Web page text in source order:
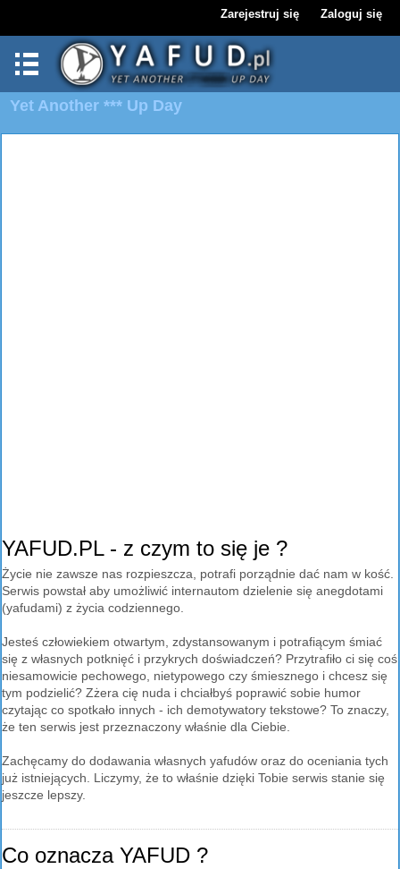
Zarejestruj się Zaloguj się
Yet Another *** Up Day
YAFUD.PL - z czym to się je ?
Życie nie zawsze nas rozpieszcza, potrafi porządnie dać nam w kość.
Serwis powstał aby umożliwić internautom dzielenie się anegdotami
(yafudami) z życia codziennego.
Jesteś człowiekiem otwartym, zdystansowanym i potrafiącym śmiać
się z własnych potknięć i przykrych doświadczeń? Przytrafiło ci się coś
niesamowicie pechowego, nietypowego czy śmiesznego i chcesz się
tym podzielić? Zżera cię nuda i chciałbyś poprawić sobie humor
czytając co spotkało innych - ich demotywatory tekstowe? To znaczy,
że ten serwis jest przeznaczony właśnie dla Ciebie.
Zachęcamy do dodawania własnych yafudów oraz do oceniania tych
już istniejących. Liczymy, że to właśnie dzięki Tobie serwis stanie się
jeszcze lepszy.
Co oznacza YAFUD ?